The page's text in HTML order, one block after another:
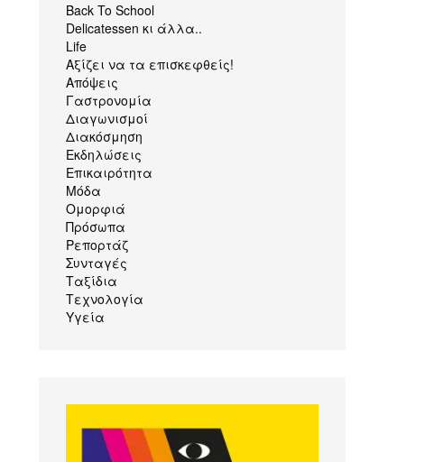
Back To School
Delicatessen κι άλλα..
Life
Αξίζει να τα επισκεφθείς!
Απόψεις
Γαστρονομία
Διαγωνισμοί
Διακόσμηση
Εκδηλώσεις
Επικαιρότητα
Μόδα
Ομορφιά
Πρόσωπα
Ρεπορτάζ
Συνταγές
Ταξίδια
Τεχνολογία
Υγεία